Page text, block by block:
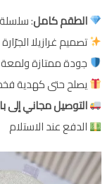
الطقم كامل:
تصميم غرازيلا
جودة ممتازة ولمعة
يصلح حتى كهدية
التوصيل مجاني إلى
الدفع عند الاستلام